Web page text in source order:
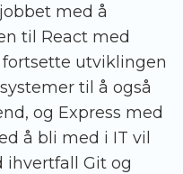
med å
til React med
fortsette utviklingen
til å også
og Express med
å bli med i IT vil
ihvertfall Git og